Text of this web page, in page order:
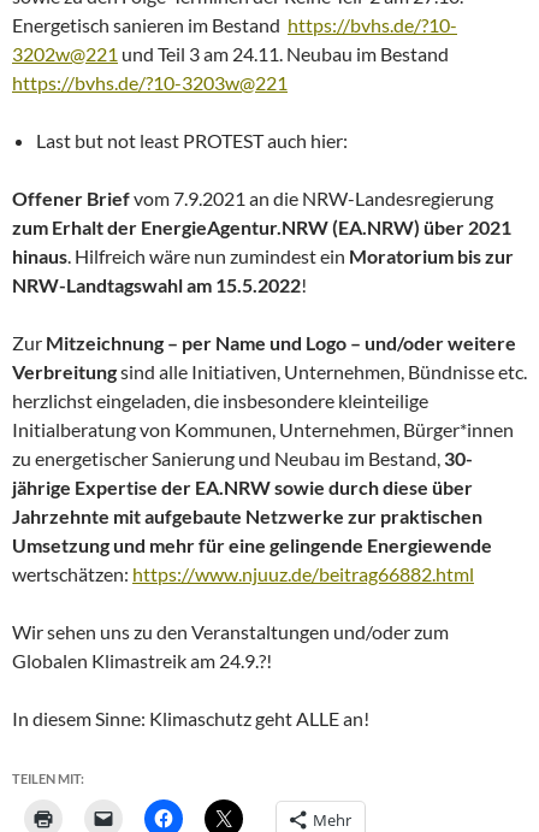
Energetisch sanieren im Bestand https://bvhs.de/?10-
3202w@221 und Teil 3 am 24.11. Neubau im Bestand
https://bvhs.de/?10-3203w@221
Last but not least PROTEST auch hier:
Offener Briefvom 7.9.2021 an die NRW-Landesregierung
zum Erhalt der EnergieAgentur.NRW (EA.NRW) über 2021
hinaus. Hilfreich wäre nun zumindest ein Moratorium bis zur
NRW-Landtagswahl am 15.5.2022!
Zur Mitzeichnung – per Name und Logo – und/oder weitere
Verbreitungsind alle Initiativen, Unternehmen, Bündnisse etc.
herzlichst eingeladen, die insbesondere kleinteilige
Initialberatung von Kommunen, Unternehmen, Bürger*innen
zu energetischer Sanierung und Neubau im Bestand, 30-
jährige Expertise der EA.NRW sowie durch diese über
Jahrzehnte mit aufgebaute Netzwerke zur praktischen
Umsetzung und mehr für eine gelingende Energiewende
wertschätzen: https://www.njuuz.de/beitrag66882.html
Wir sehen uns zu den Veranstaltungen und/oder zum
Globalen Klimastreik am 24.9.?!
In diesem Sinne: Klimaschutz geht ALLE an!
TEILEN MIT:
Mehr